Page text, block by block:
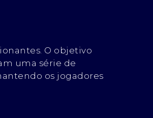
O objetivo
uma série de
os jogadores